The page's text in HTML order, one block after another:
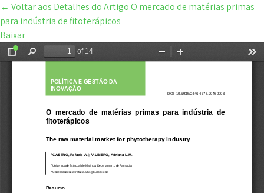
← Voltar aos Detalhes do ArtigoO mercado de matérias primas
para indústria de fitoterápicos
Baixar